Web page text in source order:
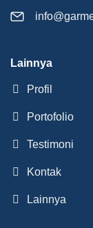
Lainnya
Profil
Portofolio
Testimoni
Kontak
Lainnya